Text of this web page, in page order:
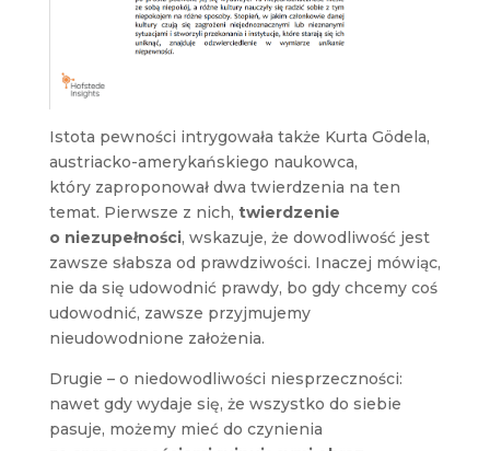
Istota pewności intrygowała także Kurta Gödela,
austriacko-amerykańskiego naukowca,
który zaproponował dwa twierdzenia na ten
temat. Pierwsze z nich, twierdzenie
o niezupełności, wskazuje, że dowodliwość jest
zawsze słabsza od prawdziwości. Inaczej mówiąc,
nie da się udowodnić prawdy, bo gdy chcemy coś
udowodnić, zawsze przyjmujemy
nieudowodnione założenia.
Drugie – o niedowodliwości niesprzeczności:
nawet gdy wydaje się, że wszystko do siebie
pasuje, możemy mieć do czynienia